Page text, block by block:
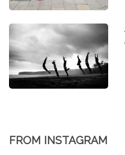
FROM INSTAGRAM